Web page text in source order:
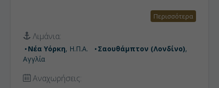
Περισσότερα
Λιμάνια:
Νέα Υόρκη, Η.Π.Α. Σαουθάμπτον (Λονδίνο),
Αγγλία
Αναχωρήσεις: